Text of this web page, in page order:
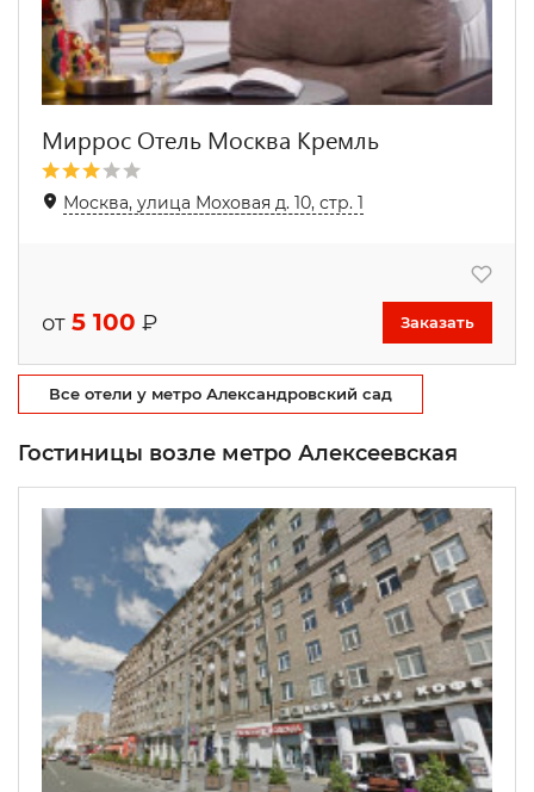
Миррос Отель Москва Кремль
Москва, улица Моховая д. 10, стр. 1
от 5 100 ₽ Заказать
Все отели у метро Александровский сад
Гостиницы возле метро Алексеевская